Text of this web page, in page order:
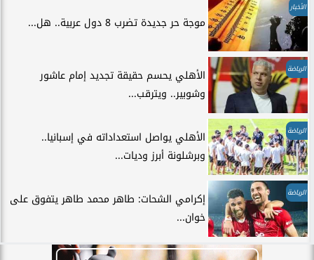
الأخبار
موجة حر جديدة تضرب 8 دول عربية.. هل...
الرياضة
الأهلي يحسم حقيقة تجديد إمام عاشور
وشوبير.. ويترقب...
الرياضة
الأهلي يواصل استعداداته في إسبانيا..
وبرشلونة أبرز وديات...
الرياضة
إكرامي الشحات: طاهر محمد طاهر يتفوق على
خوان...